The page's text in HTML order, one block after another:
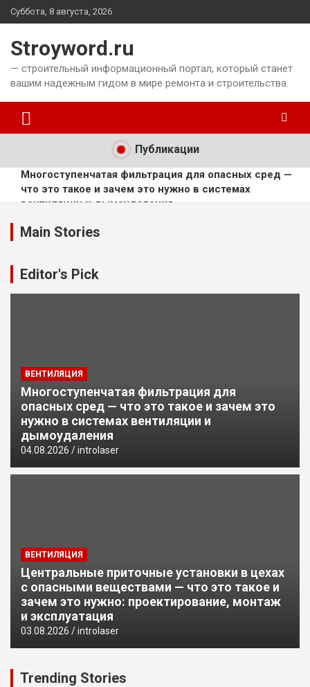
Перейти
к
Суббота, 8 августа, 2026
Stroyword.ru
— строительный информационный портал, который станет
вашим надежным гидом в мире ремонта и строительства.
Публикации
Многоступенчатая фильтрация для опасных сред —
что это такое и зачем это нужно в системах
вентиляции и дымоудаления
опасными веществами — что это такое и зачем это
нужно: проектирование, монтаж и эксплуатация
Приточную вентиляцию и локальные системы: что это
такое и зачем это нужно в инженерных сетях зданий
Main Stories
Editor's Pick
ВЕНТИЛЯЦИЯ
Многоступенчатая фильтрация для
опасных сред — что это такое и зачем это
нужно в системах вентиляции и
дымоудаления
04.08.2026 introlaser
ВЕНТИЛЯЦИЯ
Центральные приточные установки в цехах
с опасными веществами — что это такое и
зачем это нужно: проектирование, монтаж
и эксплуатация
03.08.2026 introlaser
Trending Stories